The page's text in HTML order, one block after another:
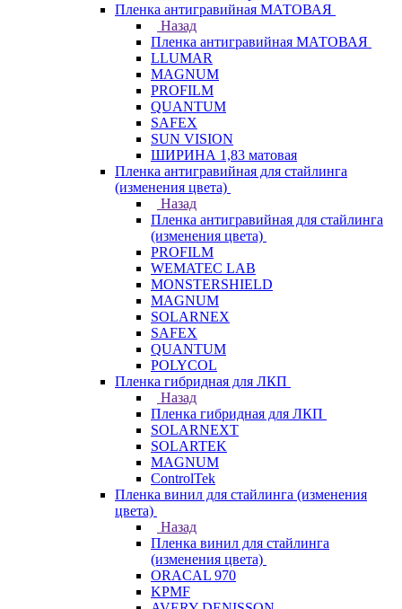
Пленка антигравийная МАТОВАЯ
Назад
Пленка антигравийная МАТОВАЯ
LLUMAR
MAGNUM
PROFILM
QUANTUM
SAFEX
SUN VISION
ШИРИНА 1,83 матовая
Пленка антигравийная для стайлинга
(изменения цвета)
Назад
Пленка антигравийная для стайлинга
(изменения цвета)
PROFILM
WEMATEC LAB
MONSTERSHIELD
MAGNUM
SOLARNEX
SAFEX
QUANTUM
POLYCOL
Пленка гибридная для ЛКП
Назад
Пленка гибридная для ЛКП
SOLARNEXT
SOLARTEK
MAGNUM
ControlTek
Пленка винил для стайлинга (изменения
цвета)
Назад
Пленка винил для стайлинга
(изменения цвета)
ORACAL 970
KPMF